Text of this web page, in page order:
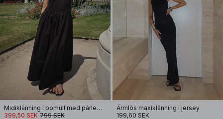
Midiklänning i bomull med pärlemorknapp
399,50 SEK 799 SEK
Ärmlös maxiklänning i jersey
199,60 SEK